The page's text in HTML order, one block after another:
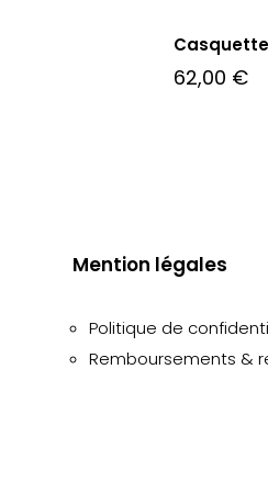
62,00 €
Mention légales
Politique de
Remboursements &